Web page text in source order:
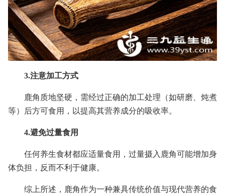
3.注意加工方式
鹿角质地坚硬，需经过正确的加工处理（如研磨、炖煮
等）后方可食用，以提高其营养成分的吸收率。
4.避免过量食用
任何养生食材都应适量食用，过量摄入鹿角可能增加身
体负担，反而不利于健康。
综上所述，鹿角作为一种兼具传统价值与现代营养的食